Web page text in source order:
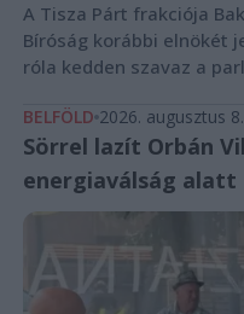
A Tisza Párt frakciója
Bíróság korábbi elnökét
róla kedden szavaz a
BELFÖLD 2026. augusztus 8.
Sörrel lazít Orbán
energiaválság alatt